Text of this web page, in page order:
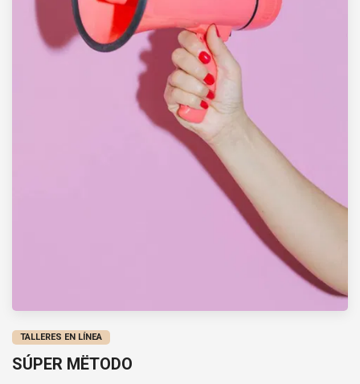
TALLERES EN LÍNEA
SÚPER MËTODO